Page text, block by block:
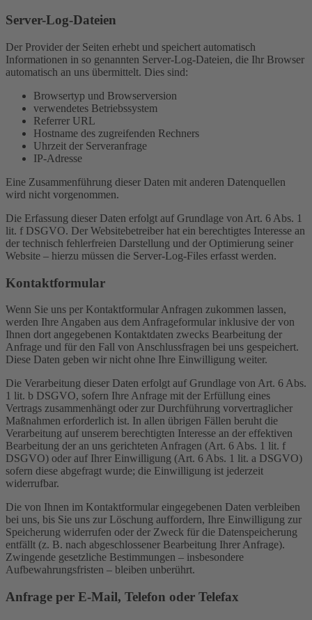
Server-Log-Dateien
Der Provider der Seiten erhebt und speichert automatisch
Informationen in so genannten Server-Log-Dateien, die Ihr Browser
automatisch an uns übermittelt. Dies sind:
Browsertyp und Browserversion
verwendetes Betriebssystem
Referrer URL
Hostname des zugreifenden Rechners
Uhrzeit der Serveranfrage
IP-Adresse
Eine Zusammenführung dieser Daten mit anderen Datenquellen
wird nicht vorgenommen.
Die Erfassung dieser Daten erfolgt auf Grundlage von Art. 6 Abs. 1
lit. f DSGVO. Der Websitebetreiber hat ein berechtigtes Interesse an
der technisch fehlerfreien Darstellung und der Optimierung seiner
Website – hierzu müssen die Server-Log-Files erfasst werden.
Kontaktformular
Wenn Sie uns per Kontaktformular Anfragen zukommen lassen,
werden Ihre Angaben aus dem Anfrageformular inklusive der von
Ihnen dort angegebenen Kontaktdaten zwecks Bearbeitung der
Anfrage und für den Fall von Anschlussfragen bei uns gespeichert.
Diese Daten geben wir nicht ohne Ihre Einwilligung weiter.
Die Verarbeitung dieser Daten erfolgt auf Grundlage von Art. 6 Abs.
1 lit. b DSGVO, sofern Ihre Anfrage mit der Erfüllung eines
Vertrags zusammenhängt oder zur Durchführung vorvertraglicher
Maßnahmen erforderlich ist. In allen übrigen Fällen beruht die
Verarbeitung auf unserem berechtigten Interesse an der effektiven
Bearbeitung der an uns gerichteten Anfragen (Art. 6 Abs. 1 lit. f
DSGVO) oder auf Ihrer Einwilligung (Art. 6 Abs. 1 lit. a DSGVO)
sofern diese abgefragt wurde; die Einwilligung ist jederzeit
widerrufbar.
Die von Ihnen im Kontaktformular eingegebenen Daten verbleiben
bei uns, bis Sie uns zur Löschung auffordern, Ihre Einwilligung zur
Speicherung widerrufen oder der Zweck für die Datenspeicherung
entfällt (z. B. nach abgeschlossener Bearbeitung Ihrer Anfrage).
Zwingende gesetzliche Bestimmungen – insbesondere
Aufbewahrungsfristen – bleiben unberührt.
Anfrage per E-Mail, Telefon oder Telefax